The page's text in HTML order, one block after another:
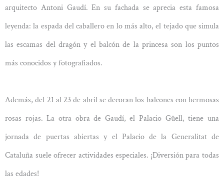
arquitecto Antoni Gaudí. En su fachada se aprecia esta famosa
leyenda: la espada del caballero en lo más alto, el tejado que simula
las escamas del dragón y el balcón de la princesa son los puntos
más conocidos y fotografiados.
Además, del 21 al 23 de abril se decoran los balcones con hermosas
rosas rojas. La otra obra de Gaudí, el Palacio Güell, tiene una
jornada de puertas abiertas y el Palacio de la Generalitat de
Cataluña suele ofrecer actividades especiales. ¡Diversión para todas
las edades!